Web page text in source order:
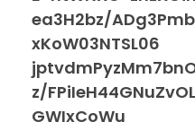
ea3H2bz/
xKoW03NTSL06
z/
GWIxCoWu